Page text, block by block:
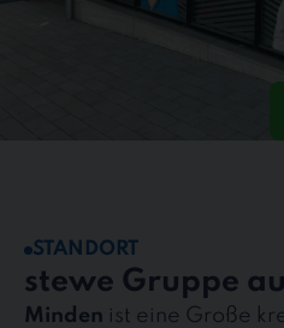
STANDORT
stewe Gruppe
Minden ist eine Große